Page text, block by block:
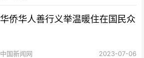
华侨华人善行义举温暖住在国民众
中国新闻网 2023-07-06